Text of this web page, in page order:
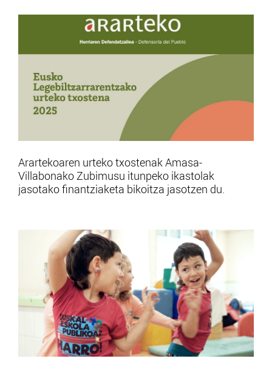
Arartekoaren urteko txostenak Amasa-
Villabonako Zubimusu itunpeko ikastolak
jasotako finantziaketa bikoitza jasotzen du.